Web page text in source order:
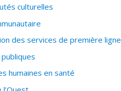
culturelles
des services de première ligne
humaines en santé